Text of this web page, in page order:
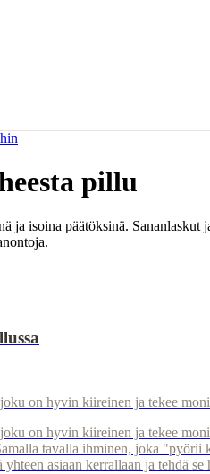
pillu
ja isoina päätöksinä.
on hyvin kiireinen ja tekee
on hyvin kiireinen ja tekee
tavalla ihminen, joka "pyörii
asiaan kerrallaan ja tehdä